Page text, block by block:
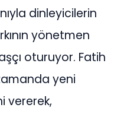
dinleyicilerin
yönetmen
oturuyor. Fatih
yeni
vererek,